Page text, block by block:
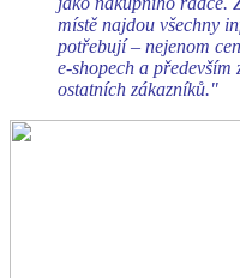
místě najdou všechny
potřebují – nejenom
e-shopech a především
ostatních zákazníků."